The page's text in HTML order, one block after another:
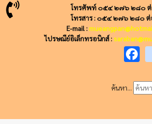
โทรศัพท์ ๐๕๔ ๒๗๖ ๒๘๐
โทรสาร : ๐๕๔ ๒๗๖ ๒๘๐
E-mail :
ไปรษณีย์อิเล็กทรอนิกส์ :
ค้นหา...